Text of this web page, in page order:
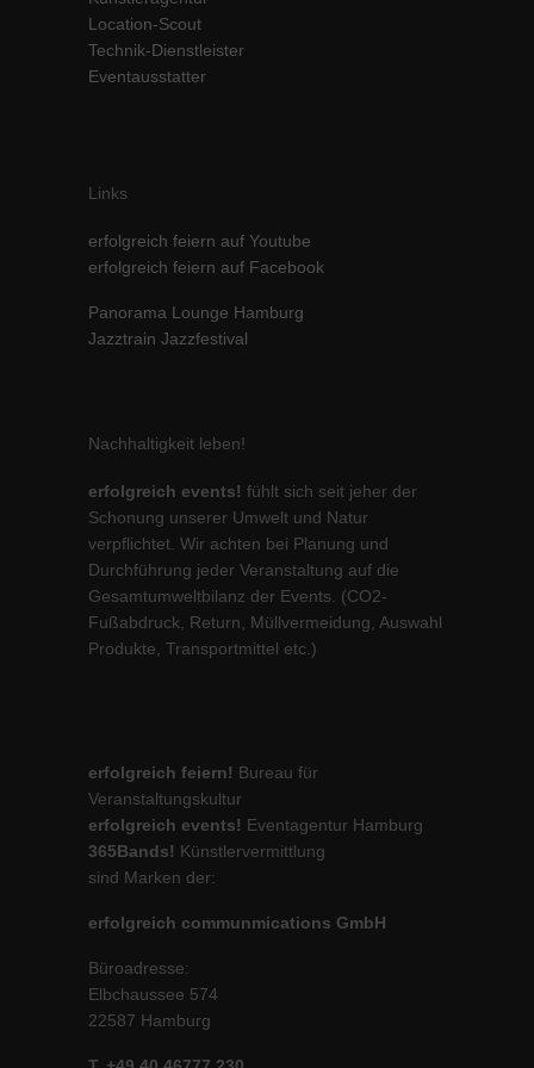
Location-Scout
Technik-Dienstleister
Eventausstatter
Links
erfolgreich feiern auf Youtube
erfolgreich feiern auf Facebook
Panorama Lounge Hamburg
Jazztrain Jazzfestival
Nachhaltigkeit leben!
erfolgreich events! fühlt sich seit jeher der
Schonung unserer Umwelt und Natur
verpflichtet. Wir achten bei Planung und
Durchführung jeder Veranstaltung auf die
Gesamtumweltbilanz der Events. (CO2-
Fußabdruck, Return, Müllvermeidung, Auswahl
Produkte, Transportmittel etc.)
erfolgreich feiern! Bureau für
Veranstaltungskultur
erfolgreich events! Eventagentur Hamburg
365Bands! Künstlervermittlung
sind Marken der:
erfolgreich communmications GmbH
Büroadresse:
Elbchaussee 574
22587 Hamburg
Inhalte von Videoplattformen und Social-Media-Plattformen werden
standardmäßig blockiert. Wenn Cookies von externen Medien akzeptiert
werden, bedarf der Zugriff auf diese Inhalte keiner manuellen Einwilligung